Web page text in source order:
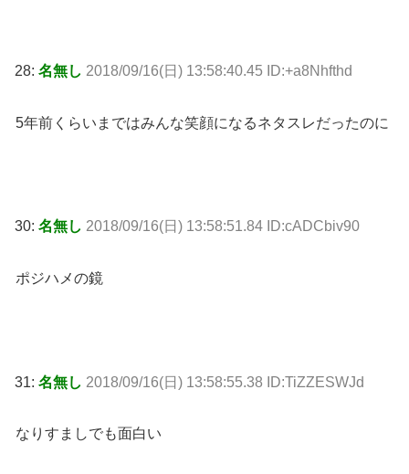
28: 名無し 2018/09/16(日) 13:58:40.45 ID:+a8Nhfthd
5年前くらいまではみんな笑顔になるネタスレだったのに
30: 名無し 2018/09/16(日) 13:58:51.84 ID:cADCbiv90
ポジハメの鏡
31: 名無し 2018/09/16(日) 13:58:55.38 ID:TiZZESWJd
なりすましでも面白い